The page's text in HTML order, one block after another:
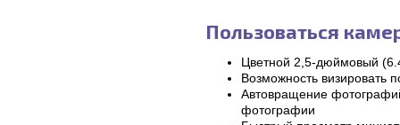
Пользоваться
Цветной 2,5-дюймовый
Возможность визировать
Автовращение
фотографии